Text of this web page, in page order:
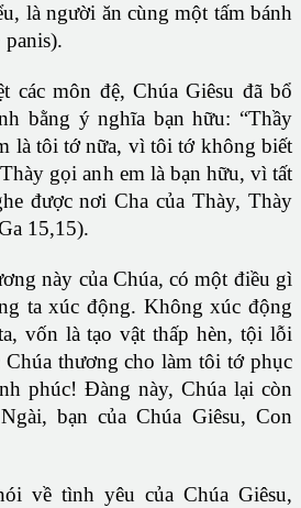
là người ăn cùng một tấm bánh
các môn đệ, Chúa Giêsu đã bổ
bằng ý nghĩa bạn hữu: “Thầy
là tôi tớ nữa, vì tôi tớ không biết
gọi anh em là bạn hữu, vì tất
được nơi Cha của Thày, Thày
15,15).
này của Chúa, có một điều gì
ta xúc động. Không xúc động
vốn là tạo vật thấp hèn, tội lỗi
thương cho làm tôi tớ phục
phúc! Đàng này, Chúa lại còn
bạn của Chúa Giêsu, Con
về tình yêu của Chúa Giêsu,